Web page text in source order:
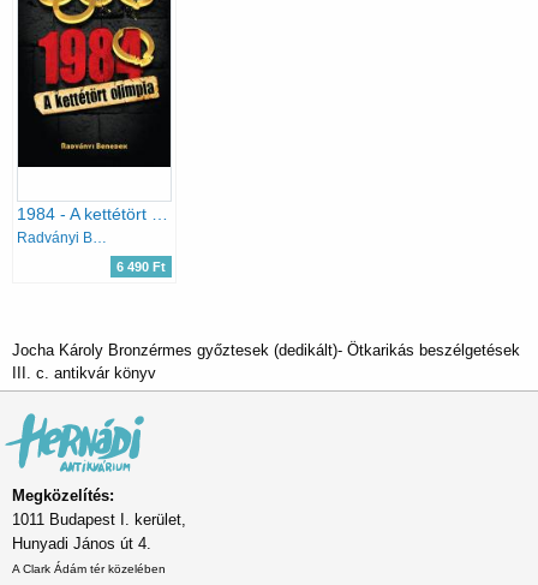
Radványi Benedek
6 490 Ft
Jocha Károly Bronzérmes győztesek (dedikált)- Ötkarikás beszélgetések
III. c. antikvár könyv
Megközelítés:
1011 Budapest I. kerület,
Hunyadi János út 4.
A Clark Ádám tér közelében